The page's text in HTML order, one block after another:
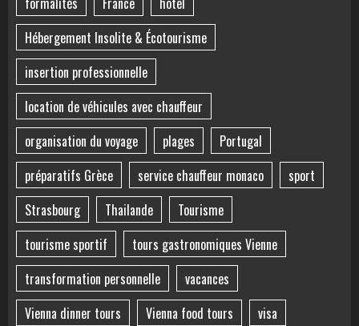
Hébergement Insolite & Écotourisme
insertion professionnelle
location de véhicules avec chauffeur
organisation du voyage
plages
Portugal
préparatifs Grèce
service chauffeur monaco
sport
Strasbourg
Thailande
Tourisme
tourisme sportif
tours gastronomiques Vienne
transformation personnelle
vacances
Vienna dinner tours
Vienna food tours
visa